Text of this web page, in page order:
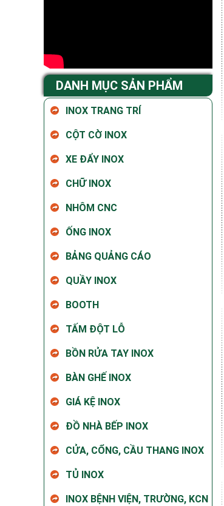
DANH MỤC SẢN PHẨM
INOX TRANG TRÍ
CỘT CỜ INOX
XE ĐẨY INOX
CHỮ INOX
NHÔM CNC
ỐNG INOX
BẢNG QUẢNG CÁO
QUẦY INOX
BOOTH
TẤM ĐỘT LỖ
BỒN RỬA TAY INOX
BÀN GHẾ INOX
GIÁ KỆ INOX
ĐỒ NHÀ BẾP INOX
CỬA, CỔNG, CẦU THANG INOX
TỦ INOX
INOX BỆNH VIỆN, TRƯỜNG, KCN